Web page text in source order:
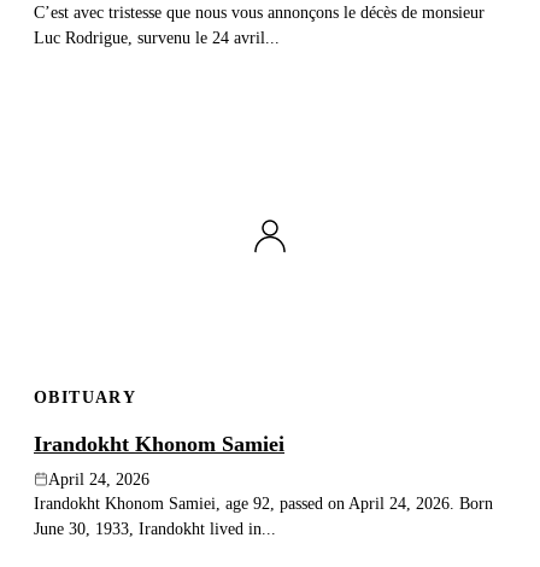
C’est avec tristesse que nous vous annonçons le décès de monsieur
Luc Rodrigue, survenu le 24 avril...
OBITUARY
Irandokht Khonom Samiei
April 24, 2026
Irandokht Khonom Samiei, age 92, passed on April 24, 2026. Born
June 30, 1933, Irandokht lived in...